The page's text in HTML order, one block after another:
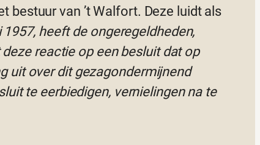
bestuur van ’t Walfort. Deze luidt als
heeft de ongeregeldheden,
reactie op een besluit dat op
uit over dit gezagondermijnend
te eerbiedigen, vernielingen na te